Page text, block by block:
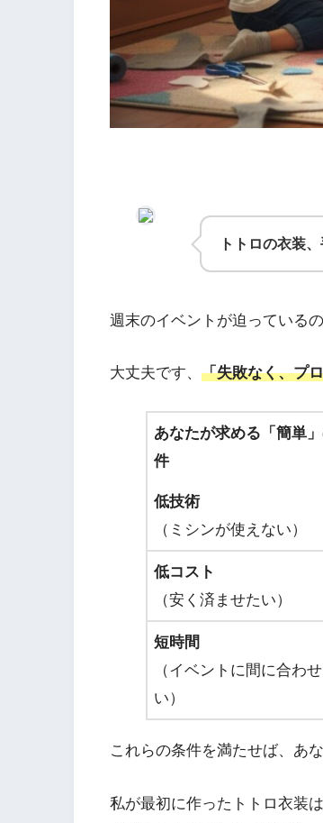
トトロの衣装
週末のイベントが迫っている
大丈夫です、 「失敗なく、プ
あなたが求める「簡単
件
低技術
（ミシンが使えない）
低コスト
（安く済ませたい）
短時間
（イベントに間に合わ
い）
これらの条件を満たせば、あ
私が最初に作ったトトロ衣装